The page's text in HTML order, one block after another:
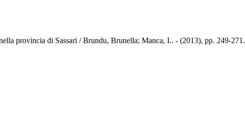
provincia di Sassari / Brundu, Brunella; Manca, I.. - (2013), pp. 249-271.